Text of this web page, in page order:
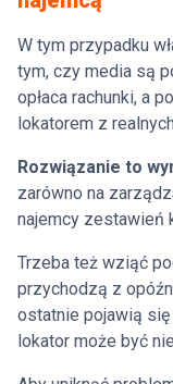
W tym przypadku
tym, czy media są
opłaca rachunki, a
lokatorem z
Rozwiązanie to
zarówno na
najemcy zestawień
Trzeba też wziąć
przychodzą z
ostatnie pojawią
lokator może być